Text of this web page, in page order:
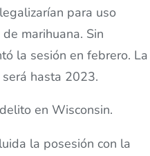
para uso
marihuana. Sin
la sesión en febrero. La
hasta 2023.
en Wisconsin.
la posesión con la